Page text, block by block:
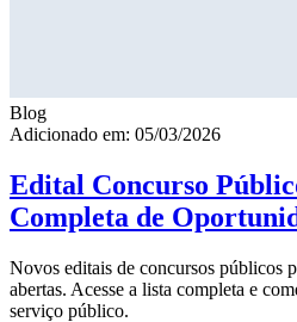
Blog
Adicionado em: 05/03/2026
Edital Concurso
Completa de
Novos editais de concursos públicos
abertas. Acesse a lista completa e
serviço público.